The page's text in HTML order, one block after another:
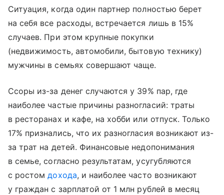
Ситуация, когда один партнер полностью берет
на себя все расходы, встречается лишь в 15%
случаев. При этом крупные покупки
(недвижимость, автомобили, бытовую технику)
мужчины в семьях совершают чаще.
Ссоры из-за денег случаются у 39% пар, где
наиболее частые причины разногласий: траты
в ресторанах и кафе, на хобби или отпуск. Только
17% признались, что их разногласия возникают из-
за трат на детей. Финансовые недопонимания
в семье, согласно результатам, усугубляются
с ростомдохода, и наиболее часто возникают
у граждан с зарплатой от 1 млн рублей в месяц